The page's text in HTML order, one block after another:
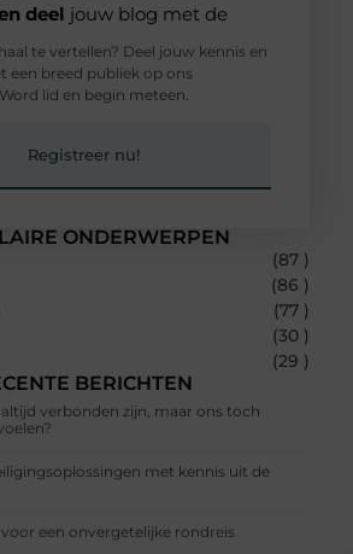
ONDERWERPEN
(87 )
(86 )
(77 )
(30 )
(29 )
BERICHTEN
verbonden zijn, maar ons toch
met kennis uit de
een onvergetelijke rondreis
deel jouw blog met de
te vertellen? Deel jouw kennis en
een breed publiek op ons
lid en begin meteen.
Registreer nu!